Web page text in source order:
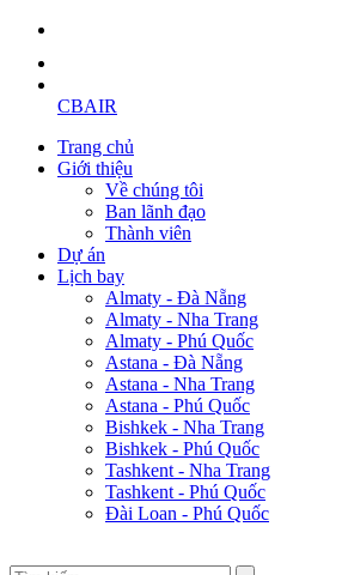
CBAIR
Trang chủ
Giới thiệu
Về chúng tôi
Ban lãnh đạo
Thành viên
Dự án
Lịch bay
Almaty - Đà Nẵng
Almaty - Nha Trang
Almaty - Phú Quốc
Astana - Đà Nẵng
Astana - Nha Trang
Astana - Phú Quốc
Bishkek - Nha Trang
Bishkek - Phú Quốc
Tashkent - Nha Trang
Tashkent - Phú Quốc
Đài Loan - Phú Quốc